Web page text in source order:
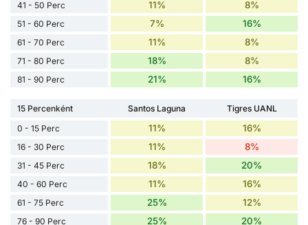
41 - 50 Perc 11% 8%
51 - 60 Perc 7% 16%
61 - 70 Perc 11% 8%
71 - 80 Perc 18% 8%
81 - 90 Perc 21% 16%
15 Percenként Santos Laguna
Tigres UANL
0 - 15 Perc
11% 16%
16 - 30 Perc 11% 8%
31 - 45 Perc 18% 20%
40 - 60 Perc 11% 16%
61 - 75 Perc 25% 12%
76 - 90 Perc 25% 20%